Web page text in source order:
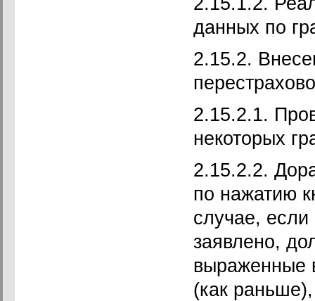
данных по
2.15.2.
2.15.2.1.
некоторых
2.15.2.2.
по нажатию
случае,
заявлено,
выраженные
(как